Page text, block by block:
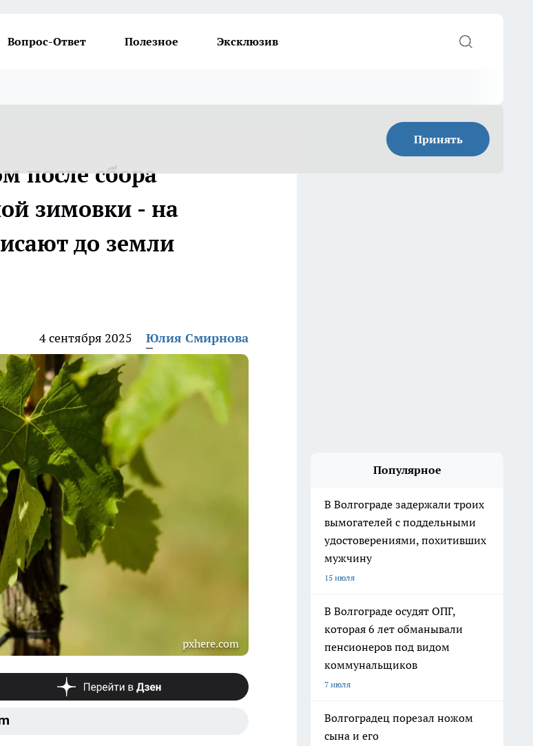
Вопрос-Ответ Полезное Эксклюзив
Принять
после сбора
зимовки - на
до земли
4 сентября 2025 Юлия Смирнова
pxhere.com
Популярное
В Волгограде задержали троих
вымогателей с поддельными
удостоверениями, похитивших
мужчину
15 июля
В Волгограде осудят ОПГ,
которая 6 лет обманывали
пенсионеров под видом
коммунальщиков
7 июля
Волгоградец порезал ножом
сына и его